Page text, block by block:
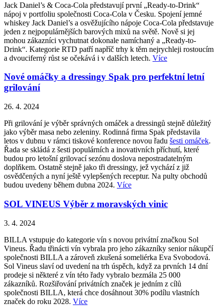
Jack Daniel’s & Coca-Cola představují první „Ready-to-Drink“
nápoj v portfoliu společnosti Coca-Cola v Česku. Spojení jemné
whiskey Jack Daniel’s a osvěžujícího nápoje Coca-Cola představuje
jeden z nejpopulárnějších barových mixů na světě. Nově si jej
mohou zákazníci vychutnat dokonale namíchaný a „Ready-to-
Drink“. Kategorie RTD patří napříč trhy k těm nejrychleji rostoucím
a dvouciferný růst se očekává i v dalších letech. Více
Nové omáčky a dressingy Spak pro perfektní letní
grilování
26. 4. 2024
Při grilování je výběr správných omáček a dressingů stejně důležitý
jako výběr masa nebo zeleniny. Rodinná firma Spak představila
letos v dubnu v rámci tiskové konference novou řadu šesti omáček.
Řada se skládá z šesti populárních a inovativních příchutí, které
budou pro letošní grilovací sezónu doslova nepostradatelným
doplňkem. Ostatně stejně jako tři dressingy, jež vychází z již
osvědčených a nyní ještě vylepšených receptur. Na pulty obchodů
budou uvedeny během dubna 2024. Více
SOL VINEUS Výběr z moravských vinic
3. 4. 2024
BILLA vstupuje do kategorie vín s novou privátní značkou Sol
Vineus. Řadu třinácti vín vybrala pro jeho zákazníky senior nákupčí
společnosti BILLA a zároveň zkušená someliérka Eva Svobodová.
Sol Vineus slaví od uvedení na trh úspěch, když za prvních 14 dní
prodeje si některé z vín této řady vybralo bezmála 25 000
zákazníků. Rozšiřování privátních značek je jedním z cílů
společnosti BILLA, která chce dosáhnout 30% podílu vlastních
značek do roku 2028. Více